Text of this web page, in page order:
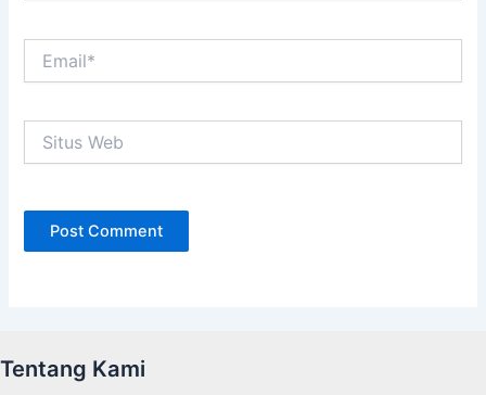
Web
Tentang Kami